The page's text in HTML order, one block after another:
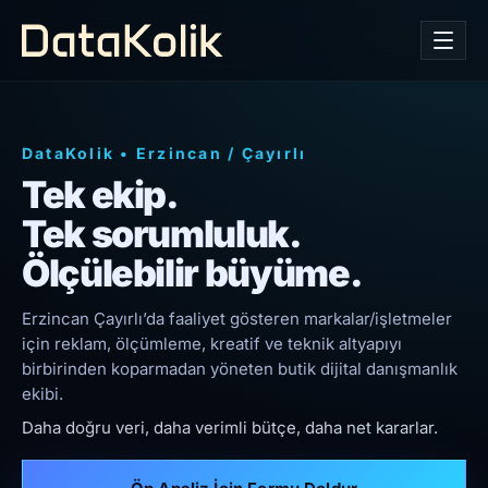
DataKolik • Erzincan / Çayırlı
Tek ekip.
Tek sorumluluk.
Ölçülebilir büyüme.
Erzincan Çayırlı’da faaliyet gösteren markalar/işletmeler
için reklam, ölçümleme, kreatif ve teknik altyapıyı
birbirinden koparmadan yöneten butik dijital danışmanlık
ekibi.
Daha doğru veri, daha verimli bütçe, daha net kararlar.